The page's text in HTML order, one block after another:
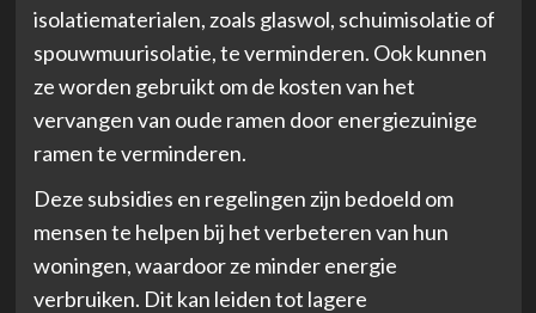
isolatiematerialen, zoals glaswol, schuimisolatie of
spouwmuurisolatie, te verminderen. Ook kunnen
ze worden gebruikt om de kosten van het
vervangen van oude ramen door energiezuinige
ramen te verminderen.
Deze subsidies en regelingen zijn bedoeld om
mensen te helpen bij het verbeteren van hun
woningen, waardoor ze minder energie
verbruiken. Dit kan leiden tot lagere